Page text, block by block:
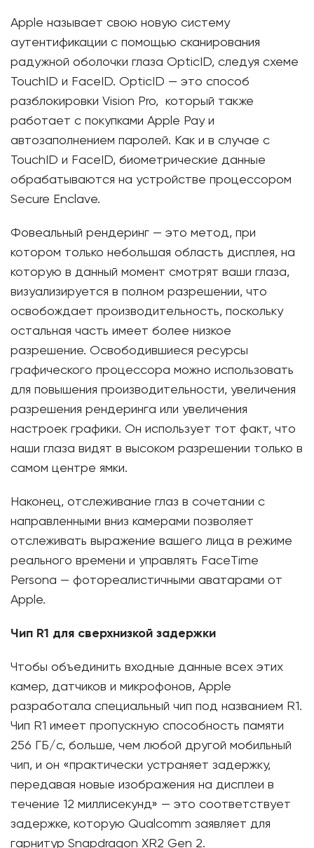
Apple называет свою новую систему
аутентификации с помощью сканирования
радужной оболочки глаза OpticID, следуя схеме
TouchID и FaceID. OpticID — это способ
разблокировки Vision Pro, который также
работает с покупками Apple Pay и
автозаполнением паролей. Как и в случае с
TouchID и FaceID, биометрические данные
обрабатываются на устройстве процессором
Secure Enclave.
Фовеальный рендеринг — это метод, при
котором только небольшая область дисплея, на
которую в данный момент смотрят ваши глаза,
визуализируется в полном разрешении, что
освобождает производительность, поскольку
остальная часть имеет более низкое
разрешение. Освободившиеся ресурсы
графического процессора можно использовать
для повышения производительности, увеличения
разрешения рендеринга или увеличения
настроек графики. Он использует тот факт, что
наши глаза видят в высоком разрешении только в
самом центре ямки.
Наконец, отслеживание глаз в сочетании с
направленными вниз камерами позволяет
отслеживать выражение вашего лица в режиме
реального времени и управлять FaceTime
Persona — фотореалистичными аватарами от
Apple.
Чип R1 для сверхнизкой задержки
Чтобы объединить входные данные всех этих
камер, датчиков и микрофонов, Apple
разработала специальный чип под названием R1.
Чип R1 имеет пропускную способность памяти
256 ГБ/с, больше, чем любой другой мобильный
чип, и он «практически устраняет задержку,
передавая новые изображения на дисплеи в
течение 12 миллисекунд» — это соответствует
задержке, которую Qualcomm заявляет для
гарнитур Snapdragon XR2 Gen 2.